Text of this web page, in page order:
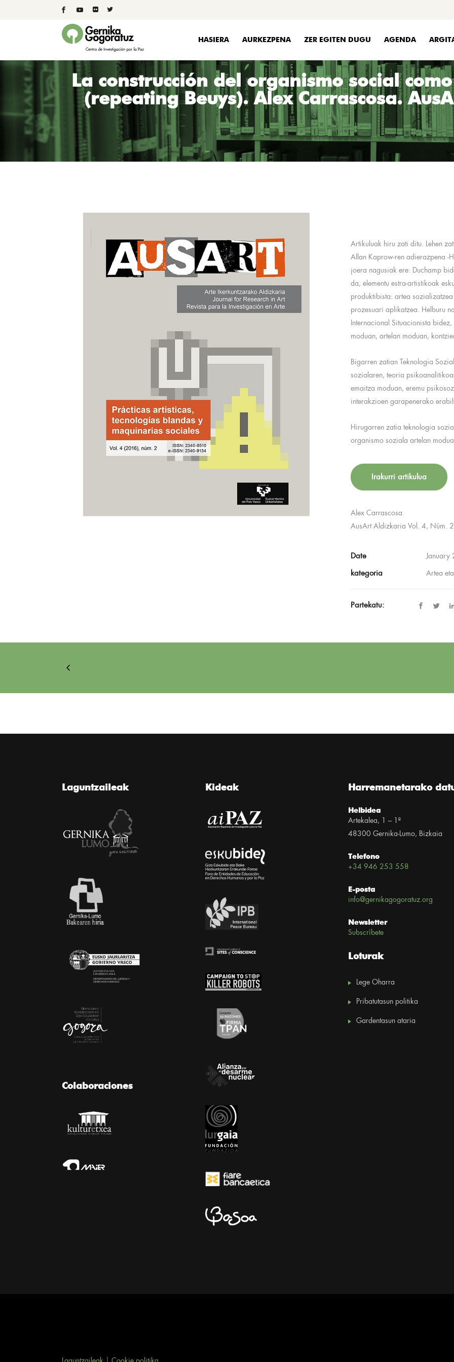
HASIERA AURKEZPENA ZER EGITEN DUGU AGENDA
La construcción del organismo social
(repeating Beuys). Alex Carrascosa.
Artikuluak hiru zati ditu. Lehen
Allan Kaprow-ren adierazpena -
joera nagusiak ere: Duchamp
da, elementu estra-artistikoak
produktibista: artea
prozesuari aplikatzea. Helburu
Internacional Situacionista
moduan, artelan moduan,
Bigarren zatian Teknologia
sozialaren, teoria
emaitza moduan, eremu
interakzioen garapenerako
Hirugarren zatia teknologia
organismo soziala artelan
Irakurri artikulua
Alex Carrascosa
AusArt Aldizkaria Vol. 4, Núm.
Date January
kategoria Artea
Partekatu:
Laguntzaileak
Colaboraciones
Kideak Harremanetarako
Helbidea
Artekalea, 1 – 1º
48300 Gernika-Lumo, Bizkaia
Telefono
+34 946 253 558
E-posta
info@gernikagogoratuz.org
Newsletter
Subscríbete
Loturak
Lege Oharra
Pribatutasun politika
Gardentasun ataria